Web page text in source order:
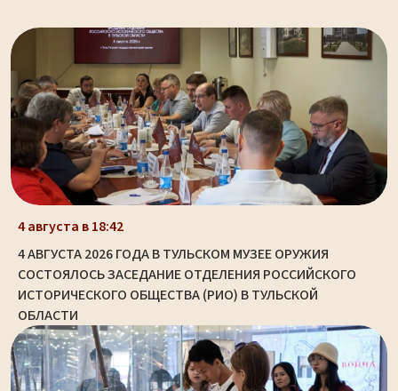
4 августа в 18:42
4 АВГУСТА 2026 ГОДА В ТУЛЬСКОМ МУЗЕЕ ОРУЖИЯ
СОСТОЯЛОСЬ ЗАСЕДАНИЕ ОТДЕЛЕНИЯ РОССИЙСКОГО
ИСТОРИЧЕСКОГО ОБЩЕСТВА (РИО) В ТУЛЬСКОЙ
ОБЛАСТИ